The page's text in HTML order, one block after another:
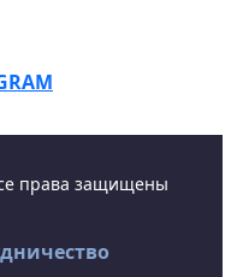
права защищены